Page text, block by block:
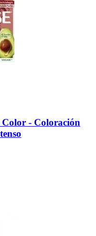
-​ Coloración